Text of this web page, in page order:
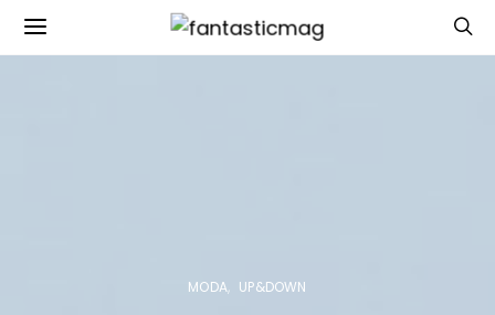
MODA UP&DOWN